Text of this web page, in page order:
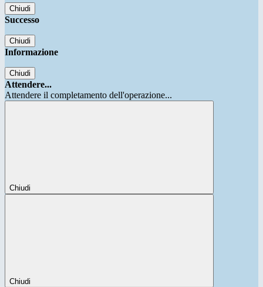
Chiudi
Successo
Chiudi
Informazione
Chiudi
Attendere...
Attendere il completamento dell'operazione...
Chiudi
Chiudi